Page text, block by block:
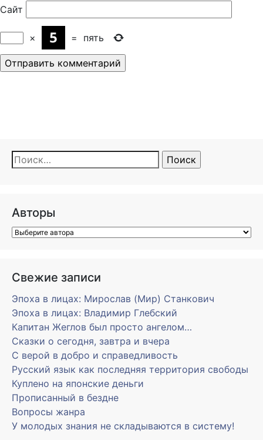
Сайт
× = пять
Найти:
Авторы
Свежие записи
Эпоха в лицах: Мирослав (Мир) Станкович
Эпоха в лицах: Владимир Глебский
Капитан Жеглов был просто ангелом…
Сказки о сегодня, завтра и вчера
С верой в добро и справедливость
Русский язык как последняя территория свободы
Куплено на японские деньги
Прописанный в бездне
Вопросы жанра
У молодых знания не складываются в систему!